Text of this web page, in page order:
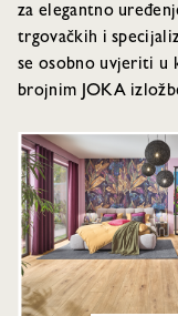
za elegantno
trgovačkih i
se osobno uvjeriti u
brojnim JOKA